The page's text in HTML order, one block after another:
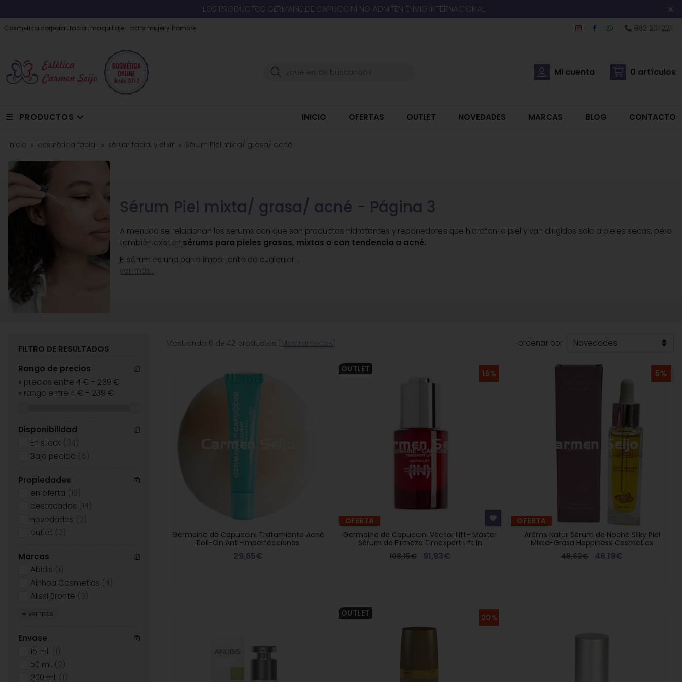
LOS PRODUCTOS GERMAINE DE CAPUCCINI NO ADMITEN ENVÍO INTERNACIONAL
Cosmética corporal, facial, maquillaje... para mujer y hombre 982 201 221
Buscar Mi cuenta 0 artículos
PRODUCTOS INICIO OFERTAS OUTLET NOVEDADES MARCAS BLOG CONTACTO
inicio cosmética facial sérum facial y elixir Sérum Piel mixta/ grasa/ acné
Sérum Piel mixta/ grasa/ acné - Página 3
A menudo se relacionan los serums con que son productos hidratantes y reponedores que hidratan la piel y van dirigidos solo a pieles secas, pero
también existen sérums para pieles grasas, mixtas o con tendencia a acné.
El sérum es una parte importante de cualquier ...
ver más...
Mostrando 6 de 42 productos (Mostrar todos ) ordenar por
Germaine de Capuccini Tratamiento Acné
Roll-On Anti-Imperfecciones
29,65€
15%
OFERTA
OUTLET
Germaine de Capuccini Vector Lift- Máster
Sérum de Firmeza Timexpert Lift In
108,15€
91,93€
5%
OFERTA
Arôms Natur Sérum de Noche Silky Piel
Mixta-Grasa Happiness Cosmetics
48,62€
46,19€
20%
OUTLET
FILTRO DE RESULTADOS
Rango de precios
» precios entre 4 € - 239 €
» rango entre 4 € - 239 €
Disponibilidad
En stock (34)
Bajo pedido (8)
Propiedades
en oferta (16)
destacados (14)
novedades (2)
outlet (3)
Marcas
Abidis (1)
Ainhoa Cosmetics (4)
Alissi Brontë (3)
ver más
Envase
15 ml. (1)
50 ml. (2)
200 ml. (1)